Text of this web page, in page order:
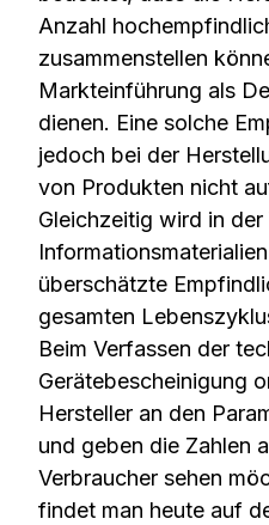
Anzahl
zusammenstellen
Markteinführung als
dienen. Eine solche
jedoch bei der
von Produkten nicht
Gleichzeitig wird in
überschätzte
gesamten
Beim Verfassen der
Gerätebescheinigung
Hersteller an den
und geben die Zahlen
Verbraucher sehen
findet man heute auf